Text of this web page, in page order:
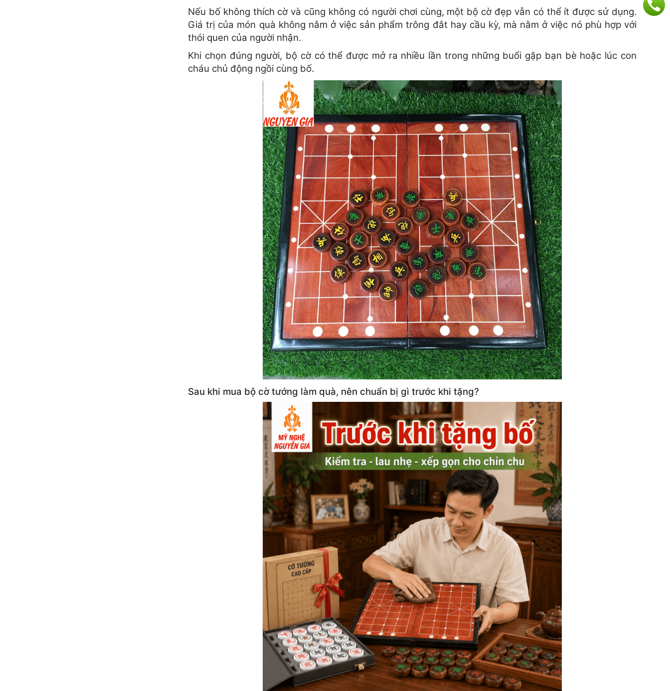
Nếu bố không thích cờ và cũng không có người chơi cùng, một bộ cờ đẹp vẫn có thể ít được sử dụng.
Giá trị của món quà không nằm ở việc sản phẩm trông đắt hay cầu kỳ, mà nằm ở việc nó phù hợp với
thói quen của người nhận.
Khi chọn đúng người, bộ cờ có thể được mở ra nhiều lần trong những buổi gặp bạn bè hoặc lúc con
cháu chủ động ngồi cùng bố.
Sau khi mua bộ cờ tướng làm quà, nên chuẩn bị gì trước khi tặng?